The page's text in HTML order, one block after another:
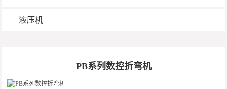
液压机
PB系列数控折弯机